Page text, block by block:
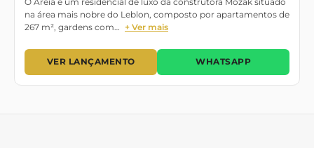
na área mais nobre do Leblon, composto por apartamentos de
267 m², gardens com… + Ver mais
VER LANÇAMENTO WHATSAPP